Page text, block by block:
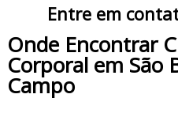
Entre em
Onde Encontrar
Corporal em São
Campo